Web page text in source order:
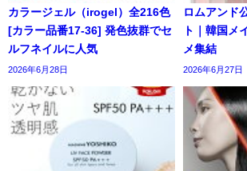
カラージェル（irogel）全216色
[カラー品番17-36] 発色抜群でセ
ルフネイルに人気
2026年6月28日
ロムアンド
ト｜韓国メ
メ集結
2026年6月27日